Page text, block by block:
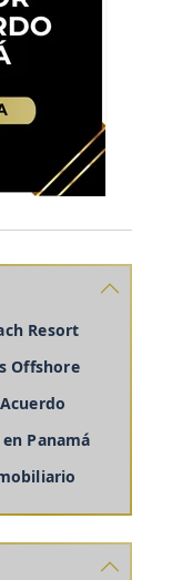
Resort
Offshore
Panamá